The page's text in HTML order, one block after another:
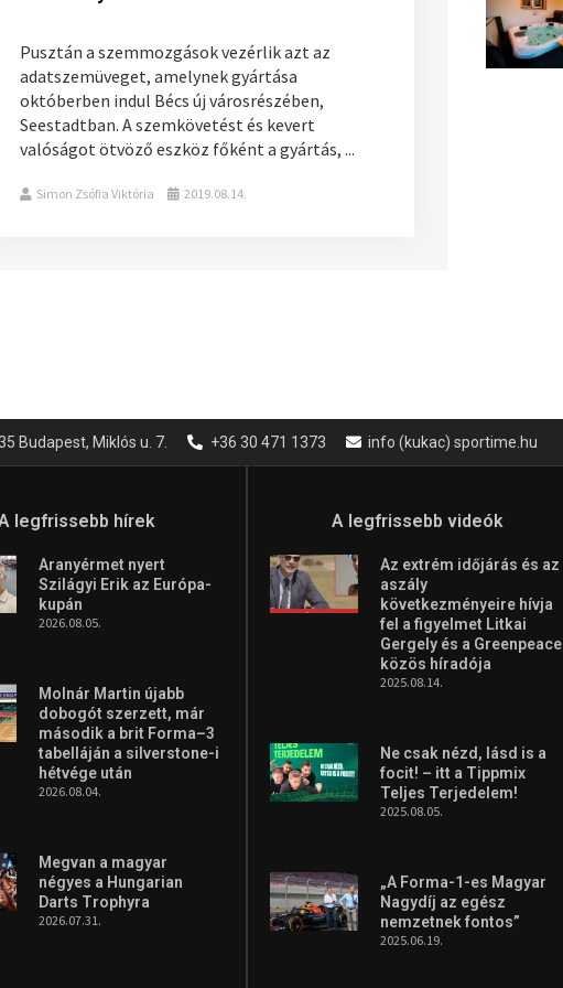
Pusztán a szemmozgások vezérlik azt az
adatszemüveget, amelynek gyártása
októberben indul Bécs új városrészében,
Seestadtban. A szemkövetést és kevert
valóságot ötvöző eszköz főként a gyártás, ...
Simon Zsófia Viktória 2019.08.14.
Budapest, Miklós u. 7. +36 30 471 1373 info (kukac) sportime.hu
legfrissebb hírek
Aranyérmet nyert
Szilágyi Erik az Európa-
kupán
2026.08.05.
Molnár Martin újabb
dobogót szerzett, már
második a brit Forma–3
tabelláján a silverstone-i
hétvége után
2026.08.04.
Megvan a magyar
négyes a Hungarian
Darts Trophyra
2026.07.31.
A legfrissebb videók
Az extrém időjárás és az
aszály
következményeire hívja
fel a figyelmet Litkai
Gergely és a Greenpeace
közös híradója
2025.08.14.
Ne csak nézd, lásd is a
focit! – itt a Tippmix
Teljes Terjedelem!
2025.08.05.
„A Forma-1-es Magyar
Nagydíj az egész
nemzetnek fontos”
2025.06.19.